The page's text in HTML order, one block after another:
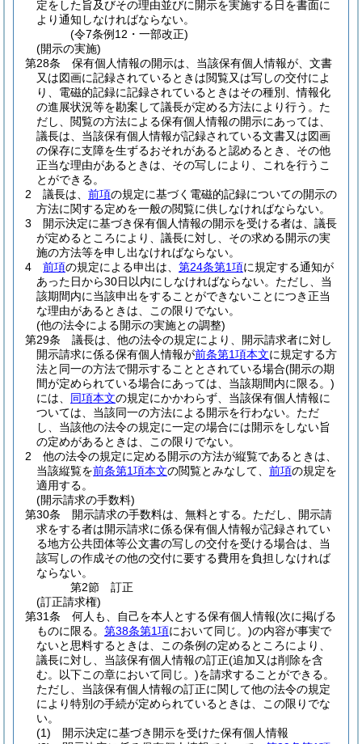
定をした旨及びその理由並びに開示を実施する日を書面に
より通知しなければならない。
(令7条例12・一部改正)
(開示の実施)
第28条
保有個人情報の開示は、当該保有個人情報が、文書
又は図画に記録されているときは閲覧又は写しの交付によ
り、電磁的記録に記録されているときはその種別、情報化
の進展状況等を勘案して議長が定める方法により行う。 た
だし、閲覧の方法による保有個人情報の開示にあっては、
議長は、当該保有個人情報が記録されている文書又は図画
の保存に支障を生ずるおそれがあると認めるとき、その他
正当な理由があるときは、その写しにより、これを行うこ
とができる。
2
議長は、 前項の規定に基づく電磁的記録についての開示の
方法に関する定めを一般の閲覧に供しなければならない。
3
開示決定に基づき保有個人情報の開示を受ける者は、議長
が定めるところにより、議長に対し、その求める開示の実
施の方法等を申し出なければならない。
4
前項の規定による申出は、 第24条第1項に規定する通知が
あった日から30日以内にしなければならない。 ただし、当
該期間内に当該申出をすることができないことにつき正当
な理由があるときは、この限りでない。
(他の法令による開示の実施との調整)
第29条
議長は、他の法令の規定により、開示請求者に対し
開示請求に係る保有個人情報が前条第1項本文に規定する方
法と同一の方法で開示することとされている場合(開示の期
間が定められている場合にあっては、当該期間内に限る。)
には、 同項本文の規定にかかわらず、当該保有個人情報に
ついては、当該同一の方法による開示を行わない。 ただ
し、当該他の法令の規定に一定の場合には開示をしない旨
の定めがあるときは、この限りでない。
2
他の法令の規定に定める開示の方法が縦覧であるときは、
当該縦覧を前条第1項本文の閲覧とみなして、 前項の規定を
適用する。
(開示請求の手数料)
第30条
開示請求の手数料は、無料とする。 ただし、開示請
求をする者は開示請求に係る保有個人情報が記録されてい
る地方公共団体等公文書の写しの交付を受ける場合は、当
該写しの作成その他の交付に要する費用を負担しなければ
ならない。
第2節
訂正
(訂正請求権)
第31条
何人も、自己を本人とする保有個人情報(次に掲げる
ものに限る。 第38条第1項において同じ。)の内容が事実で
ないと思料するときは、この条例の定めるところにより、
議長に対し、当該保有個人情報の訂正(追加又は削除を含
む。以下この章において同じ。)を請求することができる。
ただし、当該保有個人情報の訂正に関して他の法令の規定
により特別の手続が定められているときは、この限りでな
い。
(1)
開示決定に基づき開示を受けた保有個人情報